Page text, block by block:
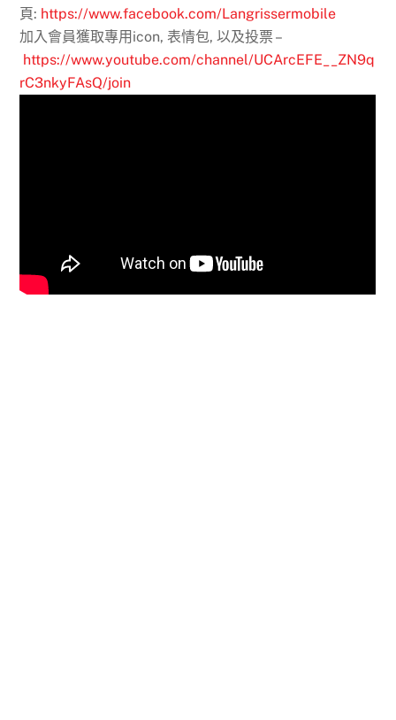
頁: https://www.facebook.com/Langrissermobile
加入會員獲取專用icon, 表情包, 以及投票 –
https://www.youtube.com/channel/UCArcEFE__ZN9q
rC3nkyFAsQ/join